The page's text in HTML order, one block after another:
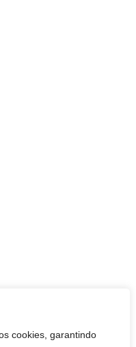
cookies, garantindo